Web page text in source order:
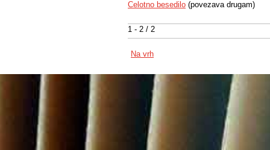
1 - 2 / 2
Celotno besedilo (povezava drugam)
Na vrh